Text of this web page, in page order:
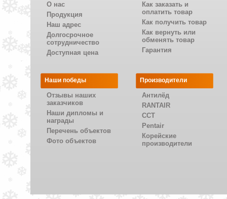
О нас
Продукция
Наш адрес
Долгосрочное
сотрудничество
Доступная цена
Как заказать и
оплатить товар
Как получить товар
Как вернуть или
обменять товар
Гарантия
Наши победы
Отзывы наших
заказчиков
Наши дипломы и
награды
Перечень объектов
Фото объектов
Производители
Антилёд
RANTAIR
CCT
Pentair
Корейские
производители